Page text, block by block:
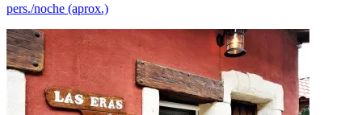
pers./noche (aprox.)